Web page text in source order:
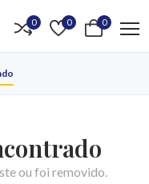
0 0 0
ou foi removido.